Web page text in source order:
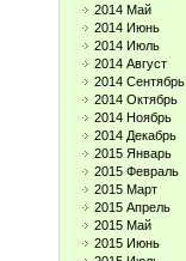
2014 Май
2014 Июнь
2014 Июль
2014 Август
2014 Сентябрь
2014 Октябрь
2014 Ноябрь
2014 Декабрь
2015 Январь
2015 Февраль
2015 Март
2015 Апрель
2015 Май
2015 Июнь